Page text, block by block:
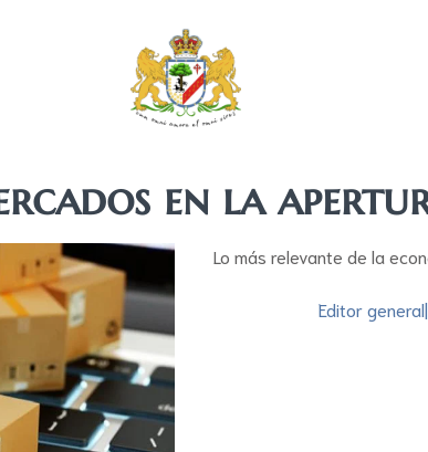
en la
Lo más relevante de la
Editor general|